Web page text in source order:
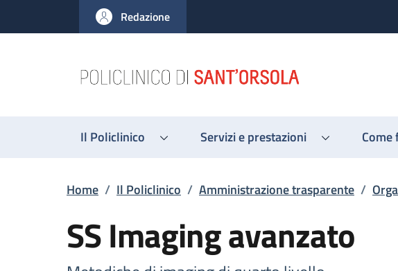
al contenuto principale
to footer content
Redazione
Il Policlinico Servizi e prestazioni Come
Briciole di pane
Home / Il Policlinico / Amministrazione trasparente /
SS Imaging avanzato